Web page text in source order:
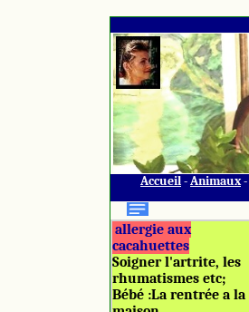
Accueil - Animaux-
allergie aux
cacahuettes
Soigner l'artrite, les
rhumatismes etc;
Bébé :La rentrée a la